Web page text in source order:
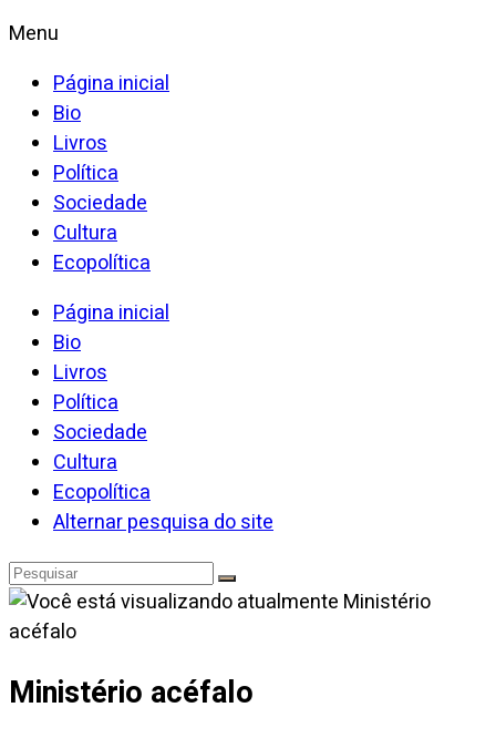
Menu
Página inicial
Bio
Livros
Política
Sociedade
Cultura
Ecopolítica
Página inicial
Bio
Livros
Política
Sociedade
Cultura
Ecopolítica
Alternar pesquisa do site
Ministério acéfalo